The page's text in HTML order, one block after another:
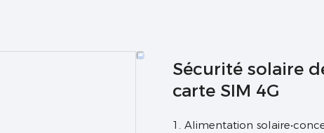
Sécurité solaire
carte SIM 4G
1. Alimentation